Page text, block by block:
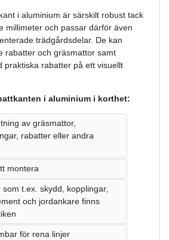
i aluminium är särskilt robust tack
millimeter och passar därför även
trädgårdsdelar. De kan
rabatter och gräsmattor samt
praktiska rabatter på ett visuellt
i aluminium i korthet:
av gräsmattor,
rabatter eller andra
montera
som t.ex. skydd, kopplingar,
och jordankare finns
för rena linjer